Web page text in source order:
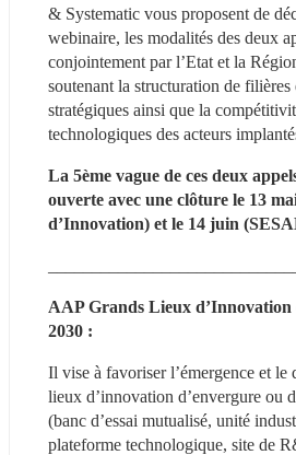
& Systematic vous proposent de
webinaire, les modalités des deux
conjointement par l’Etat et la
soutenant la structuration de filières
stratégiques ainsi que la
technologiques des acteurs
La 5ème vague de ces deux
ouverte avec une clôture le 13
d’Innovation) et le 14 juin
AAP Grands Lieux
2030 :
Il vise à favoriser l’émergence et le
lieux d’innovation d’envergure ou
(banc d’essai mutualisé, unité
plateforme technologique, site de